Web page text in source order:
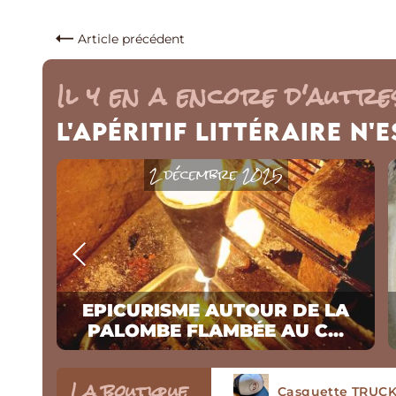
Article précédent
Il y en a encore
L'Apéritif Littéraire
2 décembre 2025
EPICURISME AUTOUR DE LA
PALOMBE FLAMBÉE AU C...
T-SHIRT « Les
Casquette
Tablier
Tablier avec